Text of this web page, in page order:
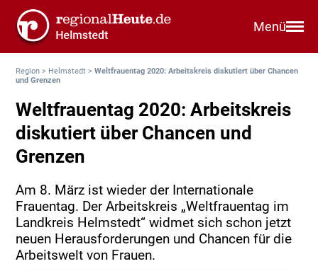
Menü
Region > Helmstedt >Weltfrauentag 2020: Arbeitskreis diskutiert über Chancen
und Grenzen
Weltfrauentag 2020: Arbeitskreis
diskutiert über Chancen und
Grenzen
Am 8. März ist wieder der Internationale
Frauentag. Der Arbeitskreis „Weltfrauentag im
Landkreis Helmstedt“ widmet sich schon jetzt
neuen Herausforderungen und Chancen für die
Arbeitswelt von Frauen.